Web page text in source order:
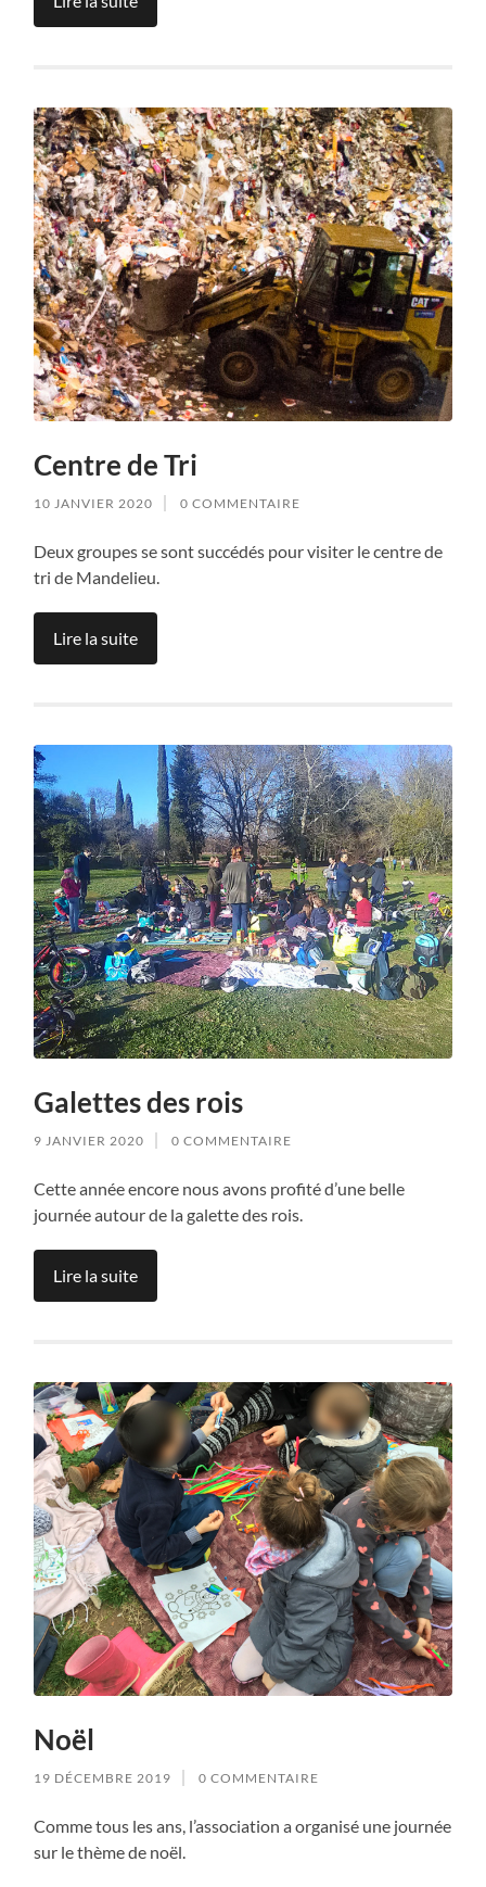
Centre de Tri
10 JANVIER 2020 0 COMMENTAIRE
Deux groupes se sont succédés pour visiter le centre de
tri de Mandelieu.
Lire la suite
Galettes des rois
9 JANVIER 2020 0 COMMENTAIRE
Cette année encore nous avons profité d’une belle
journée autour de la galette des rois.
Lire la suite
Noël
19 DÉCEMBRE 2019 0 COMMENTAIRE
Comme tous les ans, l’association a organisé une journée
sur le thème de noël.